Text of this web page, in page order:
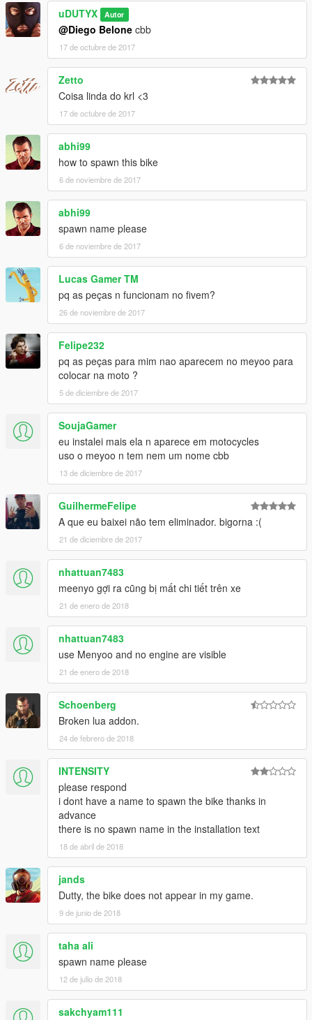
uDUTYX Autor
@Diego Belone cbb
17 de octubre de 2017
Zetto
Coisa linda do krl <3
17 de octubre de 2017
abhi99
how to spawn this bike
6 de noviembre de 2017
abhi99
spawn name please
6 de noviembre de 2017
Lucas Gamer TM
pq as peças n funcionam no fivem?
26 de noviembre de 2017
Felipe232
pq as peças para mim nao aparecem no meyoo para
colocar na moto ?
5 de diciembre de 2017
SoujaGamer
eu instalei mais ela n aparece em motocycles
uso o meyoo n tem nem um nome cbb
13 de diciembre de 2017
GuilhermeFelipe
A que eu baixei não tem eliminador. bigorna :(
21 de diciembre de 2017
nhattuan7483
meenyo gợi ra cũng bị mất chi tiết trên xe
21 de enero de 2018
nhattuan7483
use Menyoo and no engine are visible
21 de enero de 2018
Schoenberg
Broken lua addon.
24 de febrero de 2018
INTENSITY
please respond
i dont have a name to spawn the bike thanks in
advance
there is no spawn name in the installation text
18 de abril de 2018
jands
Dutty, the bike does not appear in my game.
9 de junio de 2018
taha ali
spawn name please
12 de julio de 2018
sakchyam111